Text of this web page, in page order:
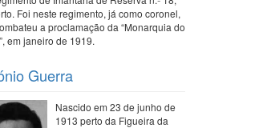
Foi neste regimento, já como coronel,
a proclamação da “Monarquia do
em janeiro de 1919.
Guerra
Nascido em 23 de junho de
1913 perto da Figueira da